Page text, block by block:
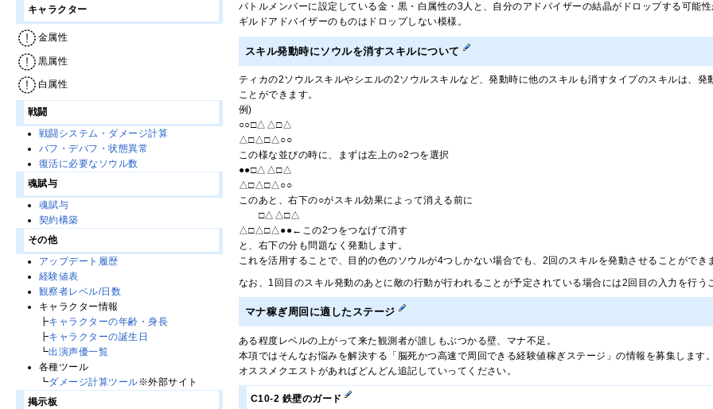
バトルメンバーに設定している金・黒・白属性の3人と、自分のアドバイザーの結晶がドロップする可能性
ギルドアドバイザーのものはドロップしない模様。
スキル発動時にソウルを消すスキルについて
ティカの2ソウルスキルやシエルの2ソウルスキルなど、発動時に他のスキルも消すタイプのスキルは、
ことができます。
例)
○○□△△□△
△□△□△○○
この様な並びの時に、まずは左上の○2つを選択
●●□△△□△
△□△□△○○
このあと、右下の○がスキル効果によって消える前に
□△△□△
△□△□△●●←この2つをつなげて消す
と、右下の分も問題なく発動します。
これを活用することで、目的の色のソウルが4つしかない場合でも、2回のスキルを発動させることができ
なお、1回目のスキル発動のあとに敵の行動が行われることが予定されている場合には2回目の入力を行う
マナ稼ぎ周回に適したステージ
ある程度レベルの上がって来た観測者が誰しもぶつかる壁、マナ不足。
本項ではそんなお悩みを解決する「脳死かつ高速で周回できる経験値稼ぎステージ」の情報を募集します。
オススメクエストがあればどんどん追記していってください。
C10-2 鉄壁のガード
キャラクター
金属性
黒属性
白属性
戦闘
戦闘システム・ダメージ計算
バフ・デバフ・状態異常
復活に必要なソウル数
魂賦与
魂賦与
契約構築
その他
アップデート履歴
経験値表
観察者レベル/日数
キャラクター情報
┣キャラクターの年齢・身長
┣キャラクターの誕生日
┗出演声優一覧
各種ツール
┗ダメージ計算ツール※外部サイト
掲示板